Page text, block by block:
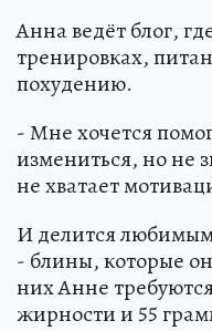
Анна ведёт блог,
тренировках,
похудению.
- Мне хочется
измениться, но не
не хватает
И делится
- блины, которые
них Анне
жирности и 55